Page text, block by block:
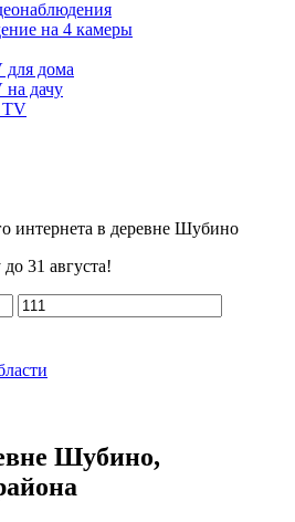
на 4 камеры
дома
дачу
TV
интернета в деревне Шубино
31 августа!
Шубино,